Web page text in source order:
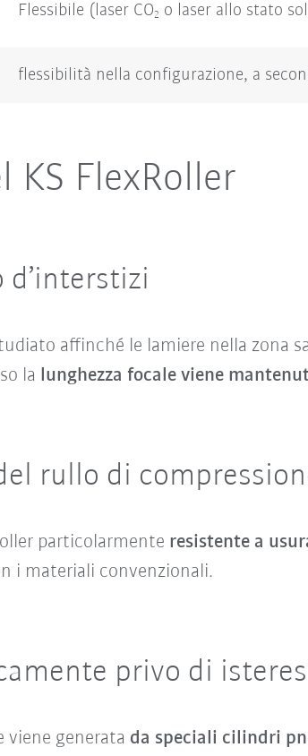
Flessibile (laser CO2 o laser allo stato
flessibilità nella configurazione, a
KS FlexRoller
d’interstizi
affinché le lamiere nella zona
la lunghezza focale viene
rullo di
particolarmente resistente a
i materiali convenzionali.
privo di
viene generata da speciali cilindri